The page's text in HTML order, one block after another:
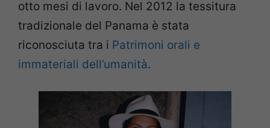
otto mesi di lavoro. Nel 2012 la tessitura
tradizionale del Panama è stata
riconosciuta tra i Patrimoni orali e
immateriali dell’umanità.